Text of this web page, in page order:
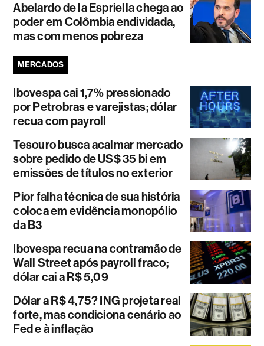
Abelardo de la Espriella chega ao
poder em Colômbia endividada,
mas com menos pobreza
MERCADOS
Ibovespa cai 1,7% pressionado
por Petrobras e varejistas; dólar
recua com payroll
Tesouro busca acalmar mercado
sobre pedido de US$ 35 bi em
emissões de títulos no exterior
Pior falha técnica de sua história
coloca em evidência monopólio
da B3
Ibovespa recua na contramão de
Wall Street após payroll fraco;
dólar cai a R$ 5,09
Dólar a R$ 4,75? ING projeta real
forte, mas condiciona cenário ao
Fed e à inflação